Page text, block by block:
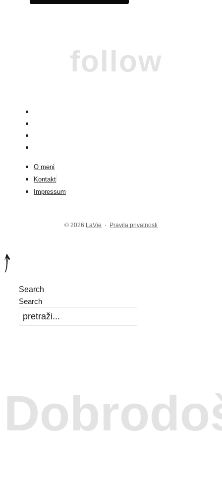
follow
O meni
Kontakt
Impressum
© 2026 LaVie · Pravila privatnosti
Search
Search